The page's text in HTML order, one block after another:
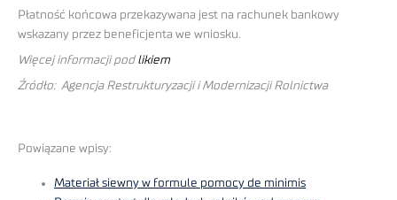
Płatność końcowa przekazywana jest na rachunek bankowy
wskazany przez beneficjenta we wniosku.
Więcej informacji pod likiem
Źródło: Agencja Restrukturyzacji i Modernizacji Rolnictwa
Powiązane wpisy:
Materiał siewny w formule pomocy de minimis